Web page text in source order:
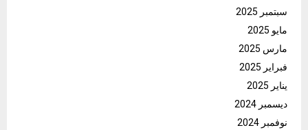
سبتمبر 2025
مايو 2025
مارس 2025
فبراير 2025
يناير 2025
ديسمبر 2024
نوفمبر 2024